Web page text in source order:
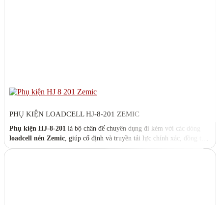
PHỤ KIỆN LOADCELL HJ-8-201 ZEMIC
Phụ kiện HJ-8-201 là bộ chân đế chuyên dụng đi kèm với các dòng
loadcell nén Zemic, giúp cố định và truyền tải lực chính xác, đồng thời
giảm thiểu sai số do lệch tâm hoặc dao động cơ học trong quá trình cân.